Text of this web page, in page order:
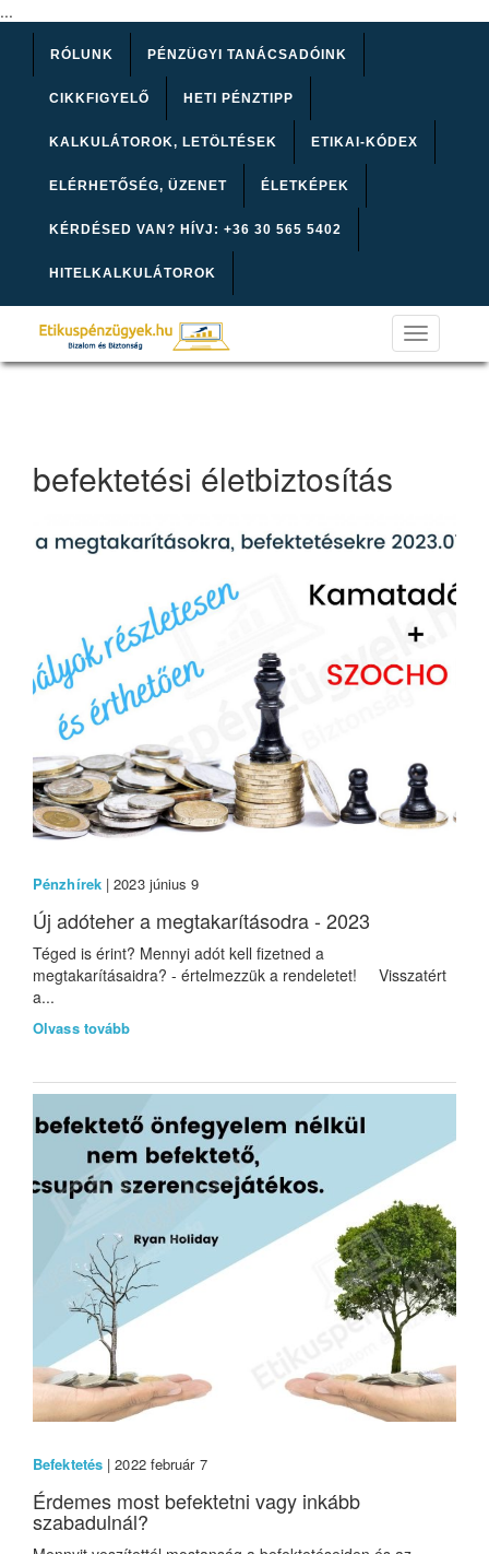
...
RÓLUNK PÉNZÜGYI TANÁCSADÓINK
CIKKFIGYELŐ HETI PÉNZTIPP
KALKULÁTOROK, LETÖLTÉSEK ETIKAI-KÓDEX
ELÉRHETŐSÉG, ÜZENET ÉLETKÉPEK
KÉRDÉSED VAN? HÍVJ: +36 30 565 5402
HITELKALKULÁTOROK
Toggle
navigation
befektetési életbiztosítás
Pénzhírek| 2023 június 9
Új adóteher a megtakarításodra - 2023
Téged is érint? Mennyi adót kell fizetned a
megtakarításaidra? - értelmezzük a rendeletet! Visszatért
a...
Olvass tovább
Befektetés | 2022 február 7
Érdemes most befektetni vagy inkább
szabadulnál?